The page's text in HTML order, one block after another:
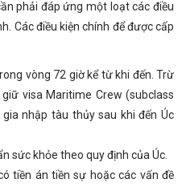
phải đáp ứng một loạt các điều
Các điều kiện chính để được cấp
vòng 72 giờ kể từ khi đến. Trừ
visa Maritime Crew (subclass
nhập tàu thủy sau khi đến Úc
sức khỏe theo quy định của Úc.
tiền án tiền sự hoặc các vấn đề